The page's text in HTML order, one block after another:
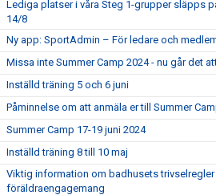
Lediga platser i våra Steg 1-grupper släpps
14/8
Ny app: SportAdmin – För ledare och
Missa inte Summer Camp 2024 - nu går det
Inställd träning 5 och 6 juni
Påminnelse om att anmäla er till Summer
Summer Camp 17-19 juni 2024
Inställd träning 8 till 10 maj
Viktig information om badhusets
föräldraengagemang